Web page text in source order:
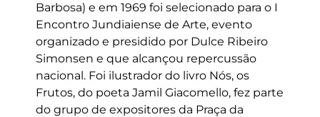
Barbosa) e em 1969 foi selecionado para o I
Encontro Jundiaiense de Arte, evento
organizado e presidido por Dulce Ribeiro
Simonsen e que alcançou repercussão
nacional. Foi ilustrador do livro Nós, os
Frutos, do poeta Jamil Giacomello, fez parte
do grupo de expositores da Praça da